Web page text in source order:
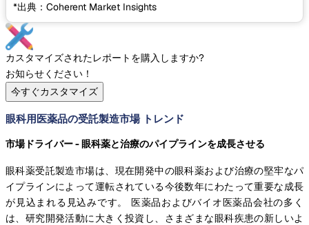
*出典：Coherent Market Insights
カスタマイズされたレポートを購入しますか?
お知らせください！
今すぐカスタマイズ
眼科用医薬品の受託製造市場 トレンド
市場ドライバー - 眼科薬と治療のパイプラインを成長させる
眼科薬受託製造市場は、現在開発中の眼科薬および治療の堅牢なパ
イプラインによって運転されている今後数年にわたって重要な成長
が見込まれる見込みです。 医薬品およびバイオ医薬品会社の多く
は、研究開発活動に大きく投資し、さまざまな眼科疾患の新しいよ